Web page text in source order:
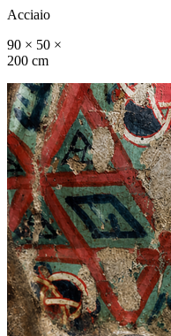
Acciaio
90 × 50 ×
200 cm